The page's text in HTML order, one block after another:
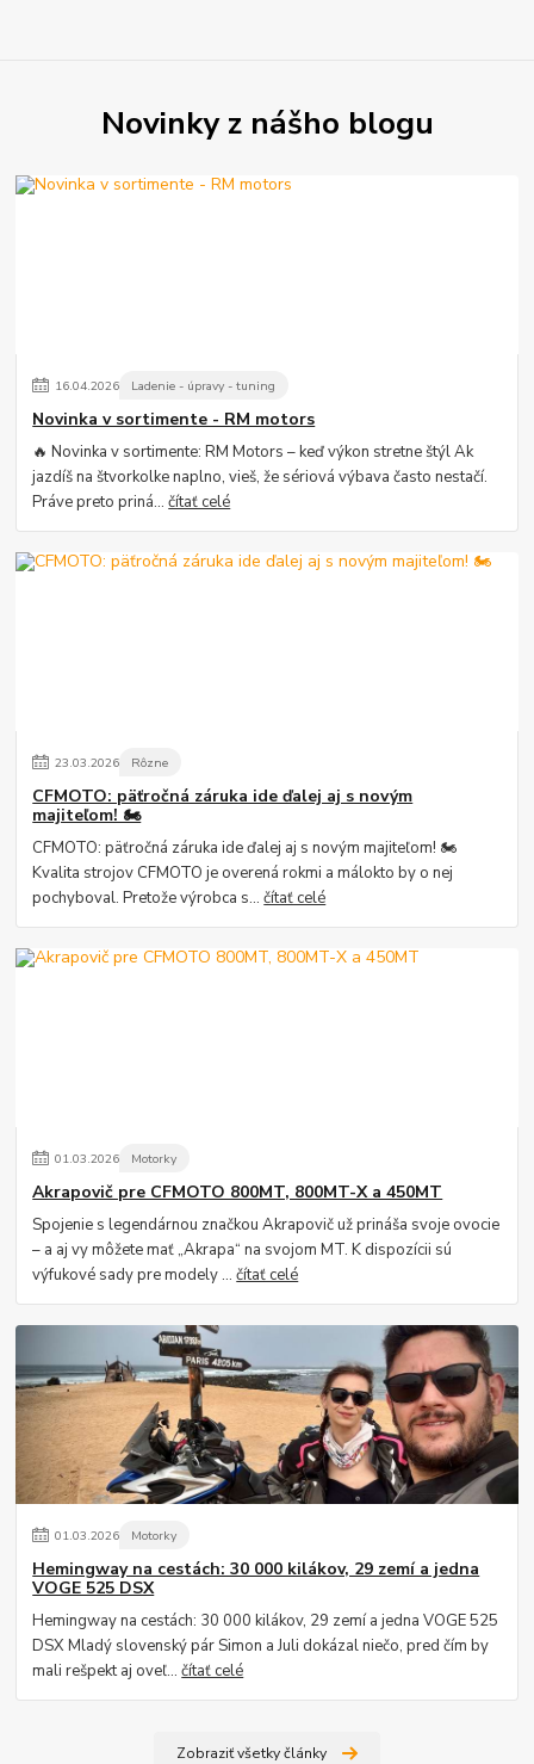
Novinky z nášho blogu
16.04.2026 Ladenie - úpravy - tuning
Novinka v sortimente - RM motors
🔥 Novinka v sortimente: RM Motors – keď výkon stretne štýl Ak
jazdíš na štvorkolke naplno, vieš, že sériová výbava často nestačí.
Práve preto priná...čítať celé
23.03.2026 Rôzne
CFMOTO: päťročná záruka ide ďalej aj s novým
majiteľom! 🏍️
CFMOTO: päťročná záruka ide ďalej aj s novým majiteľom! 🏍️
Kvalita strojov CFMOTO je overená rokmi a málokto by o nej
pochyboval. Pretože výrobca s...čítať celé
01.03.2026 Motorky
Akrapovič pre CFMOTO 800MT, 800MT-X a 450MT
Spojenie s legendárnou značkou Akrapovič už prináša svoje ovocie
– a aj vy môžete mať „Akrapa“ na svojom MT. K dispozícii sú
výfukové sady pre modely ...čítať celé
01.03.2026 Motorky
Hemingway na cestách: 30 000 kilákov, 29 zemí a jedna
VOGE 525 DSX
Hemingway na cestách: 30 000 kilákov, 29 zemí a jedna VOGE 525
DSX Mladý slovenský pár Simon a Juli dokázal niečo, pred čím by
mali rešpekt aj oveľ...čítať celé
Zobraziť všetky články